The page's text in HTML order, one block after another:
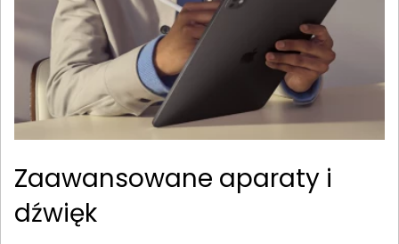
Zaawansowane aparaty i
dźwięk